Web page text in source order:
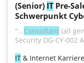
(Senior) IT Pre-
Schwerpunkt
"...Consultant (all
Security DG-CY-002
IT & Internet Karriere